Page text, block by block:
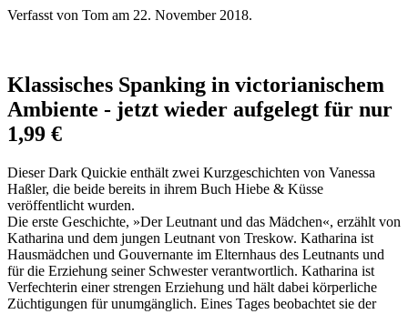
Verfasst von Tom am 22. November 2018.
Klassisches Spanking in victorianischem
Ambiente - jetzt wieder aufgelegt für nur
1,99 €
Dieser Dark Quickie enthält zwei Kurzgeschichten von Vanessa
Haßler, die beide bereits in ihrem Buch Hiebe & Küsse
veröffentlicht wurden.
Die erste Geschichte, »Der Leutnant und das Mädchen«, erzählt von
Katharina und dem jungen Leutnant von Treskow. Katharina ist
Hausmädchen und Gouvernante im Elternhaus des Leutnants und
für die Erziehung seiner Schwester verantwortlich. Katharina ist
Verfechterin einer strengen Erziehung und hält dabei körperliche
Züchtigungen für unumgänglich. Eines Tages beobachtet sie der